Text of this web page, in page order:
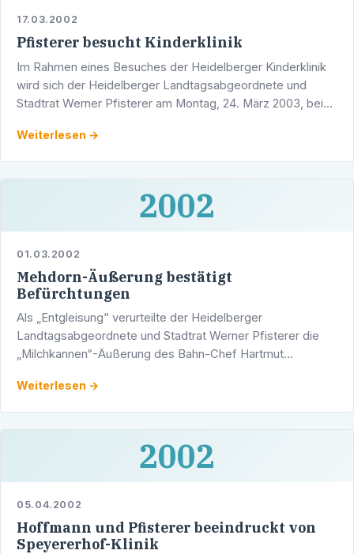
17.03.2002
Pfisterer besucht Kinderklinik
Im Rahmen eines Besuches der Heidelberger Kinderklinik
wird sich der Heidelberger Landtagsabgeordnete und
Stadtrat Werner Pfisterer am Montag, 24. März 2003, beim
Weiterlesen →
2002
01.03.2002
Mehdorn-Äußerung bestätigt
Befürchtungen
Als „Entgleisung“ verurteilte der Heidelberger
Landtagsabgeordnete und Stadtrat Werner Pfisterer die
„Milchkannen“-Äußerung des Bahn-Chef Hartmut
Druckmaschinen AG …
Weiterlesen →
2002
05.04.2002
Hoffmann und Pfisterer beeindruckt von
Speyererhof-Klinik